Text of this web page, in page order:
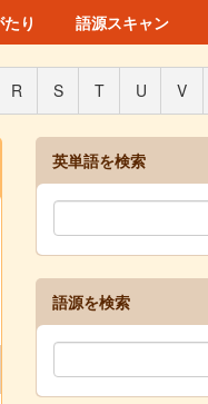
り 語源スキャン
R S T U V
英単語を検索
語源を検索